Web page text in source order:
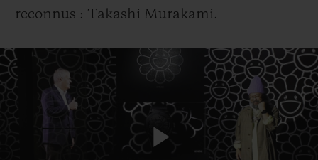
reconnus : Takashi Murakami.